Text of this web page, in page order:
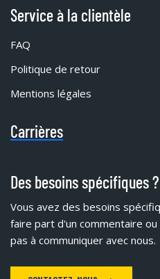
Service à la clientèle
FAQ
Politique de retour
Mentions légales
Carrières
Des besoins spécifiques
Vous avez des besoins
faire part d'un commentaire
pas à communiquer avec nous.